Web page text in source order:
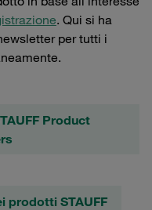
. Qui si ha
per tutti i
Product
prodotti STAUFF